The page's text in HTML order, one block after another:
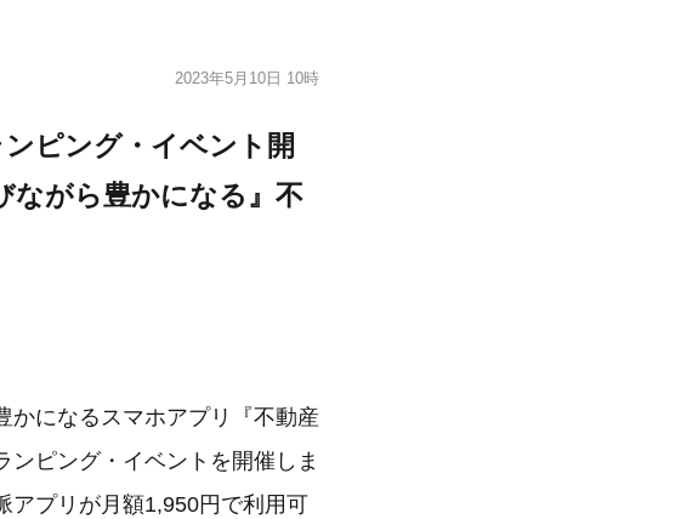
2023年5月10日 10時
ピング・イベント開
ながら豊かになる』不
かになるスマホアプリ『不動産
ピング・イベントを開催しま
アプリが月額1,950円で利用可